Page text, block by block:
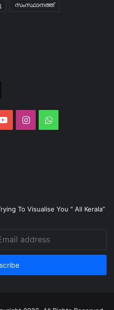
സംസ്ഥാനത്ത്
YouTubeInstagramWhatsApp
To Visualise You “ All Kerala”